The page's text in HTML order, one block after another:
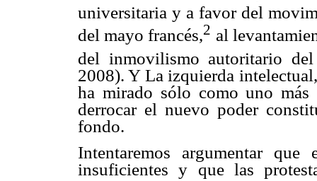
universitaria y a favor del
del mayo francés,2 al
del inmovilismo autoritario
2008). Y La izquierda
ha mirado sólo como uno más
derrocar el nuevo poder
fondo.
Intentaremos argumentar que
insuficientes y que las